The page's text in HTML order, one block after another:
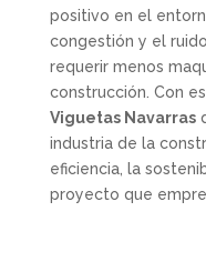
positivo en el
congestión y el
requerir menos
construcción. Con
Viguetas Navarras
industria de la
eficiencia, la
proyecto que